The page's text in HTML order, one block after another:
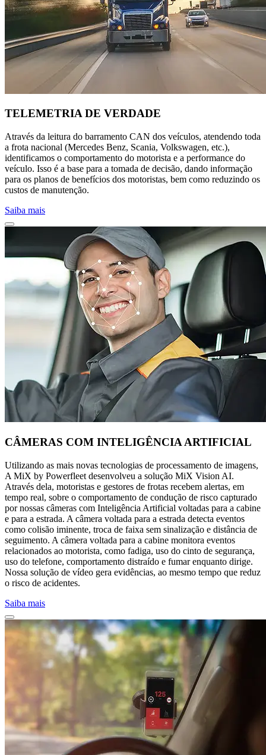
TELEMETRIA DE VERDADE
Através da leitura do barramento CAN dos veículos, atendendo toda
a frota nacional (Mercedes Benz, Scania, Volkswagen, etc.),
identificamos o comportamento do motorista e a performance do
veículo. Isso é a base para a tomada de decisão, dando informação
para os planos de benefícios dos motoristas, bem como reduzindo os
custos de manutenção.
Saiba mais
CÂMERAS COM INTELIGÊNCIA ARTIFICIAL
Utilizando as mais novas tecnologias de processamento de imagens,
A MiX by Powerfleet desenvolveu a solução MiX Vision AI.
Através dela, motoristas e gestores de frotas recebem alertas, em
tempo real, sobre o comportamento de condução de risco capturado
por nossas câmeras com Inteligência Artificial voltadas para a cabine
e para a estrada. A câmera voltada para a estrada detecta eventos
como colisão iminente, troca de faixa sem sinalização e distância de
seguimento. A câmera voltada para a cabine monitora eventos
relacionados ao motorista, como fadiga, uso do cinto de segurança,
uso do telefone, comportamento distraído e fumar enquanto dirige.
Nossa solução de vídeo gera evidências, ao mesmo tempo que reduz
o risco de acidentes.
Saiba mais